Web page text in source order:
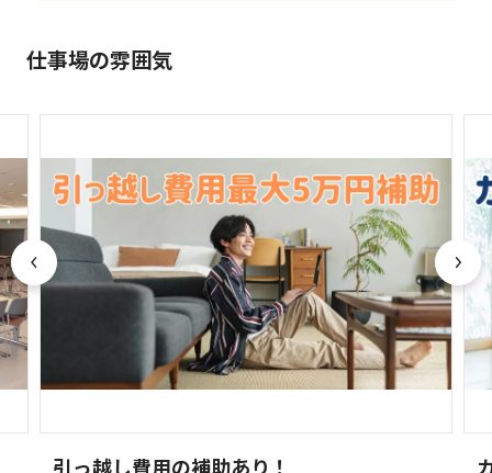
仕事場の雰囲気
引っ越し費用の補助あり！